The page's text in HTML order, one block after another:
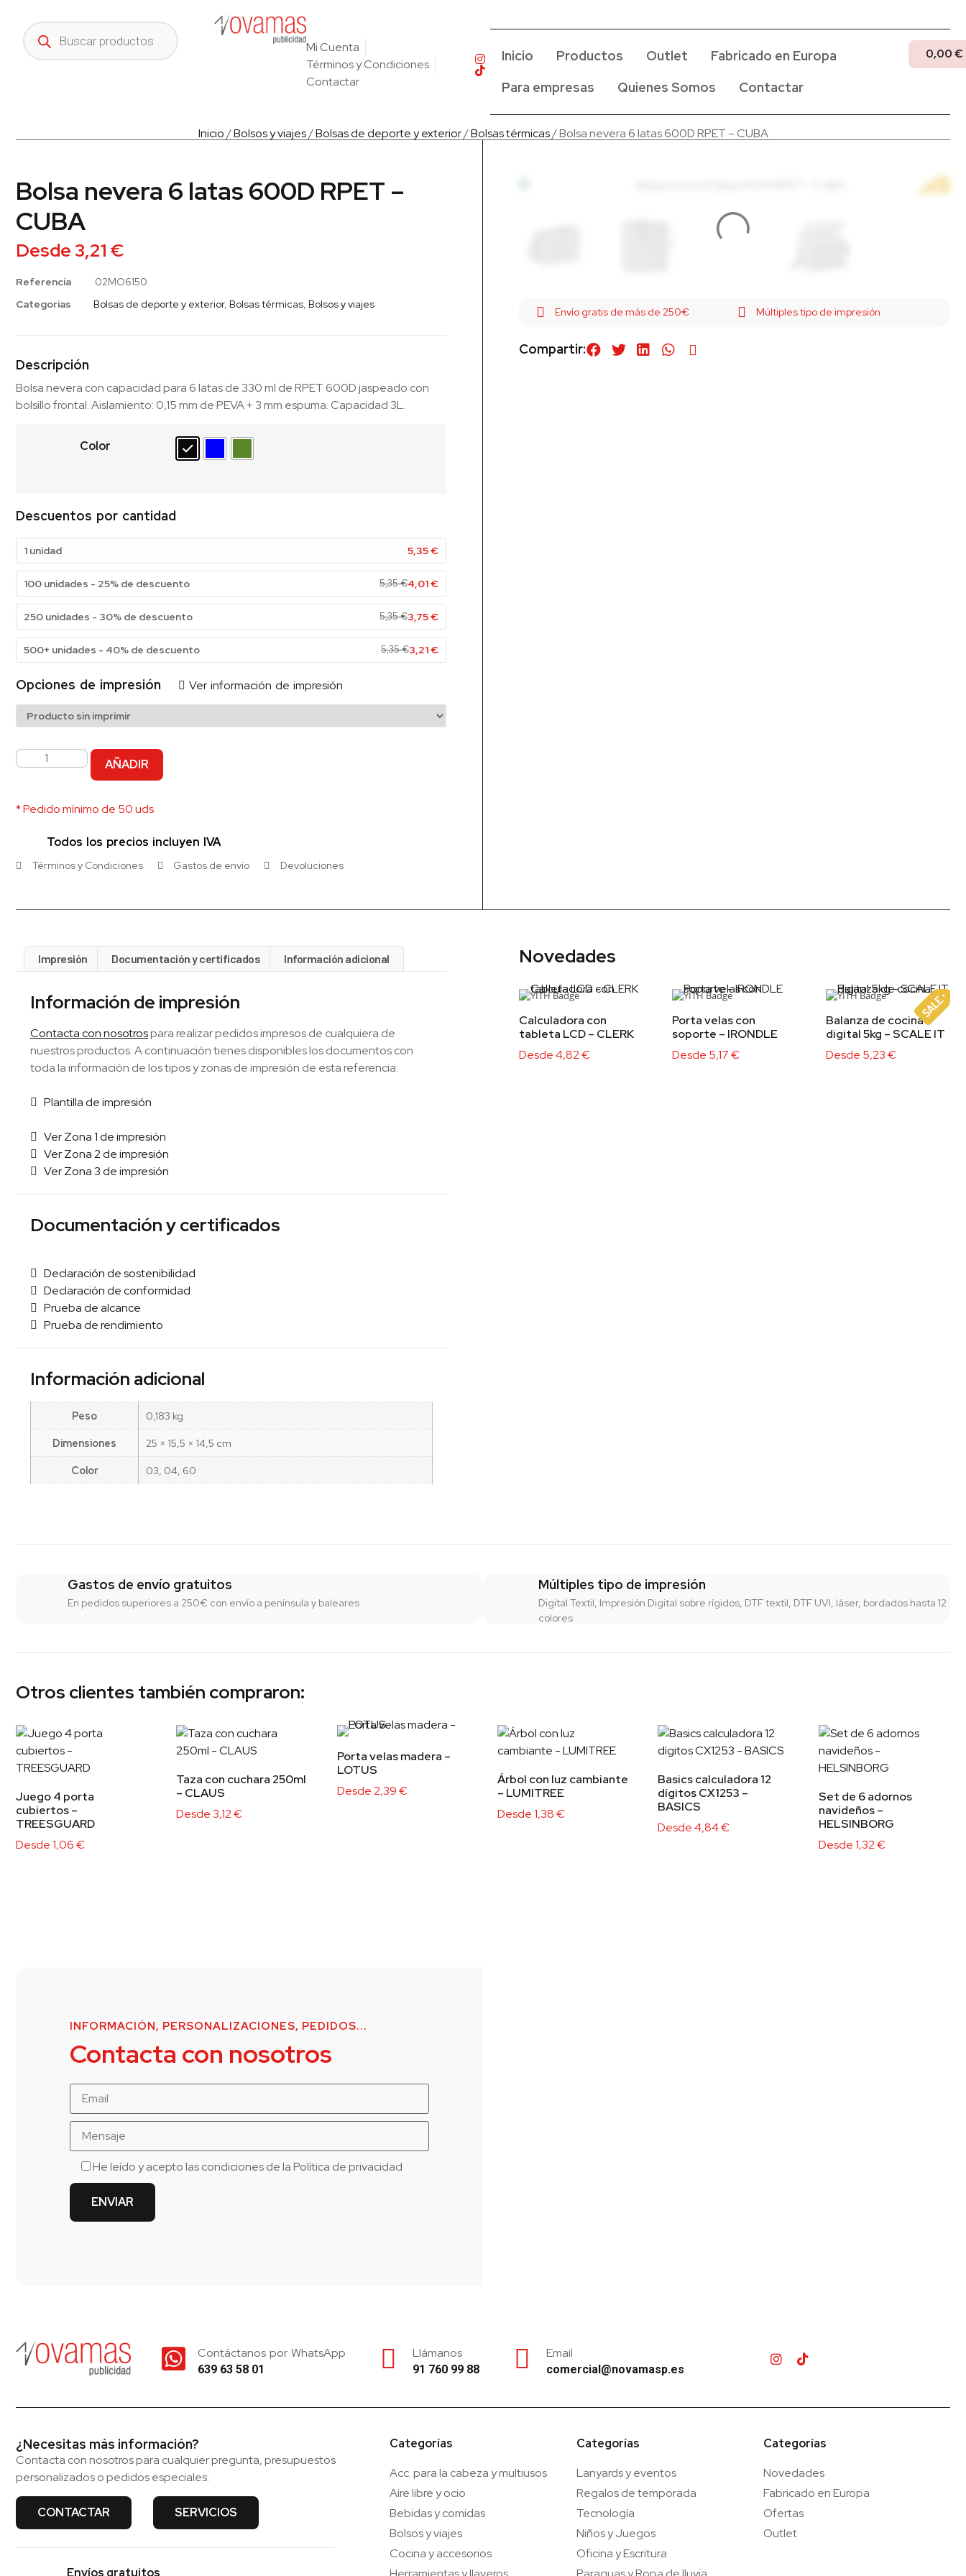
Mi Cuenta
Términos y Condiciones
Contactar
Inicio Productos Outlet
Fabricado en Europa
Para empresas
Quienes Somos Contactar
0,00 €
Inicio/Bolsos y viajes/Bolsas de deporte y exterior/Bolsas térmicas/ Bolsa nevera 6 latas 600D RPET – CUBA
Bolsa nevera 6 latas 600D RPET –
CUBA
Desde3,21 €
Referencia
02MO6150
Categorias
Bolsas de deporte y exterior, Bolsas térmicas Bolsos y viajes
Descripción
Bolsa nevera con capacidad para 6 latas de 330 ml de RPET 600D jaspeado con
bolsillo frontal. Aislamiento: 0,15 mm de PEVA + 3 mm espuma. Capacidad 3L.
Color
Descuentos por cantidad
1 unidad 5,35€
100 unidades - 25% de descuento 5,35€4,01€
250 unidades - 30% de descuento 5,35€3,75€
500+ unidades - 40% de descuento 5,35€3,21€
Opciones de impresión Ver información de impresión
AÑADIR
* Pedido mínimo de 50 uds
Todos los precios incluyen IVA
Términos y Condiciones Gastos de envío Devoluciones
Envío gratis de más de 250€ Múltiples tipo de impresión
Compartir:
Impresión Documentación y certificados Información adicional
Información de impresión
Contacta con nosotrospara realizar pedidos impresos de cualquiera de
nuestros productos. A continuación tienes disponibles los documentos con
toda la información de los tipos y zonas de impresión de esta referencia:
Plantilla de impresión
Ver Zona 1 de impresión
Ver Zona 2 de impresión
Ver Zona 3 de impresión
Documentación y certificados
Declaración de sostenibilidad
Declaración de conformidad
Prueba de alcance
Prueba de rendimiento
Información adicional
Peso
0,183 kg
Dimensiones
25 × 15,5 × 14,5 cm
Color
03, 04, 60
Novedades
Calculadora con
tableta LCD – CLERK
Desde4,82€
Porta velas con
soporte – IRONDLE
Desde 5,17€
Balanza de cocina
digital 5kg – SCALE IT
Desde 5,23€
Gastos de envío gratuitos
En pedidos superiores a 250€ con envío a península y baleares
Múltiples tipo de impresión
Digital Textil, Impresión Digital sobre rígidos, DTF textil, DTF UVI, láser, bordados hasta 12
colores
Otros clientes también compraron:
Juego 4 porta
cubiertos –
TREESGUARD
Desde1,06€
Taza con cuchara 250ml
– CLAUS
Desde3,12€
Porta velas madera –
LOTUS
Desde2,39€
Árbol con luz cambiante
– LUMITREE
Desde1,38€
Basics calculadora 12
dígitos CX1253 –
BASICS
Desde4,84€
Set de 6 adornos
navideños –
HELSINBORG
Desde1,32€
INFORMACIÓN, PERSONALIZACIONES, PEDIDOS...
Contacta con nosotros
He leído y acepto las condiciones de laPolítica de privacidad
Contáctanos por WhatsApp
639 63 58 01
Llámanos
91 760 99 88
Email
comercial@novamasp.es
¿Necesitas más información?
Contacta con nosotros para cualquier pregunta, presupuestos
personalizados o pedidos especiales:
CONTACTAR SERVICIOS
Envíos gratuitos
Categorías
Acc. para la cabeza y multiusos
Aire libre y ocio
Bebidas y comidas
Bolsos y viajes
Cocina y accesorios
Categorías
Lanyards y eventos
Regalos de temporada
Tecnología
Niños y Juegos
Oficina y Escritura
Categorías
Novedades
Fabricado en Europa
Ofertas
Outlet